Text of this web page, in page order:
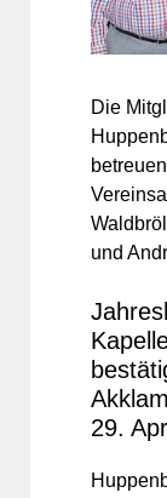
Die
und
29.